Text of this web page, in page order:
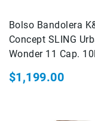
de
y
Bolso Bandolera
Concept SLING
Wonder 11 Cap.
$1,199.00